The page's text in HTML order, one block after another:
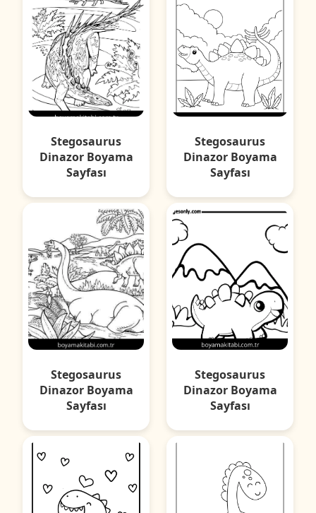
Stegosaurus
Dinazor Boyama
Sayfası
Stegosaurus
Dinazor Boyama
Sayfası
Stegosaurus
Dinazor Boyama
Sayfası
Stegosaurus
Dinazor Boyama
Sayfası